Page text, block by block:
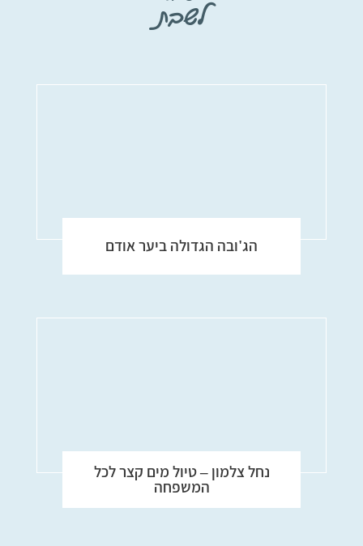
לשבת
הג'ובה הגדולה ביער אודם
נחל צלמון – טיול מים קצר לכל
המשפחה